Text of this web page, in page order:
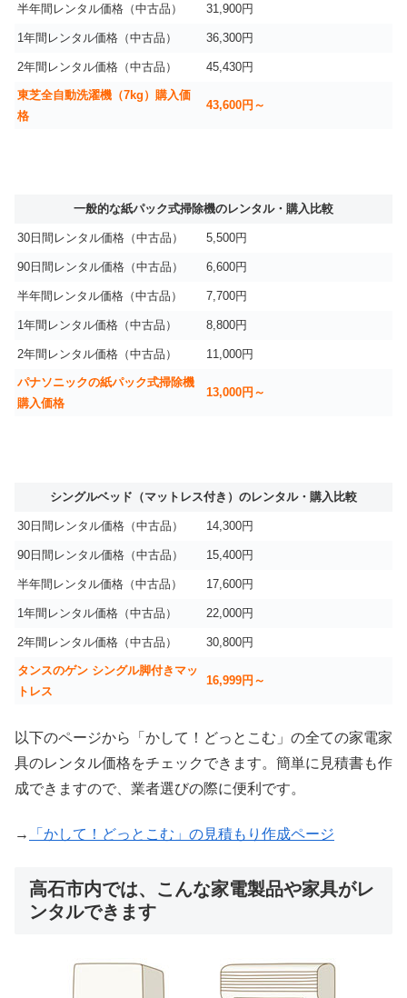
半年間レンタル価格（中古品） 31,900円
1年間レンタル価格（中古品） 36,300円
2年間レンタル価格（中古品） 45,430円
東芝全自動洗濯機（7kg）購入価
格
43,600円～
一般的な紙パック式掃除機のレンタル・購入比較
30日間レンタル価格（中古品） 5,500円
90日間レンタル価格（中古品） 6,600円
半年間レンタル価格（中古品） 7,700円
1年間レンタル価格（中古品） 8,800円
2年間レンタル価格（中古品） 11,000円
パナソニックの紙パック式掃除機
購入価格
13,000円～
シングルベッド（マットレス付き）のレンタル・購入比較
30日間レンタル価格（中古品） 14,300円
90日間レンタル価格（中古品） 15,400円
半年間レンタル価格（中古品） 17,600円
1年間レンタル価格（中古品） 22,000円
2年間レンタル価格（中古品） 30,800円
タンスのゲン シングル脚付きマッ
トレス
16,999円～
以下のページから「かして！どっとこむ」の全ての家電家
具のレンタル価格をチェックできます。簡単に見積書も作
成できますので、業者選びの際に便利です。
→ 「かして！どっとこむ」の見積もり作成ページ
高石市内では、こんな家電製品や家具がレ
ンタルできます